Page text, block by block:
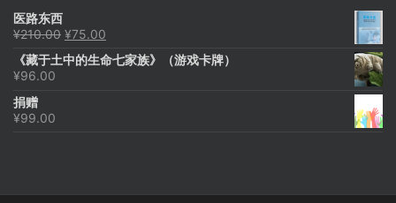
医路东西
¥210.00 原
为：
¥75.00
价
《藏于土中的生命七家族》（游戏卡牌）
¥96.00
捐赠
¥99.00